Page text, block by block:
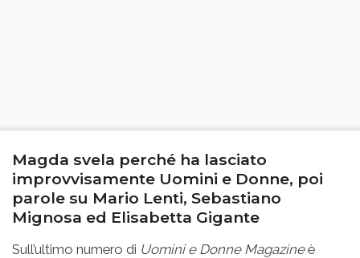
Magda svela perché ha lasciato
improvvisamente Uomini e Donne, poi
parole su Mario Lenti, Sebastiano
Mignosa ed Elisabetta Gigante
Sull’ultimo numero di Uomini e Donne Magazineè